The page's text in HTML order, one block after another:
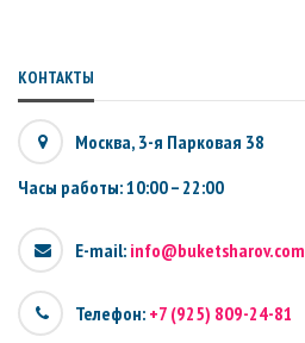
КОНТАКТЫ
Москва, 3-я Парковая 38
Часы работы: 10:00 – 22:00
E-mail: info@buketsharov.com
Телефон: +7 (925) 809-24-81